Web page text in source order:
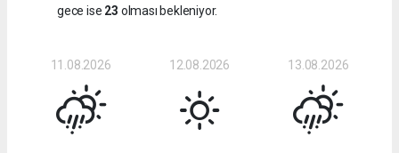
gece ise 23 olması bekleniyor.
11.08.2026 12.08.2026 13.08.2026